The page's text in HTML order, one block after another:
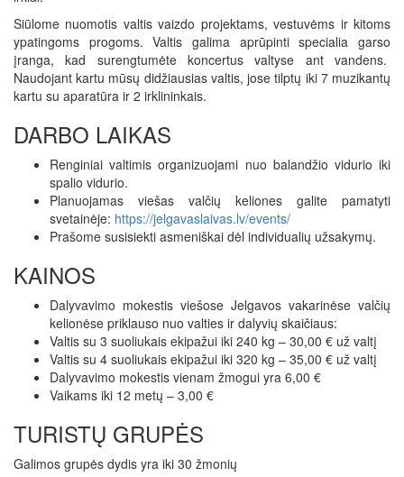
Siūlome nuomotis valtis vaizdo projektams, vestuvėms ir kitoms
ypatingoms progoms. Valtis galima aprūpinti specialia garso
įranga, kad surengtumėte koncertus valtyse ant vandens.
Naudojant kartu mūsų didžiausias valtis, jose tilptų iki 7 muzikantų
kartu su aparatūra ir 2 irklininkais.
DARBO LAIKAS
Renginiai valtimis organizuojami nuo balandžio vidurio iki
spalio vidurio.
Planuojamas viešas valčių keliones galite pamatyti
svetainėje: https://jelgavaslaivas.lv/events/
Prašome susisiekti asmeniškai dėl individualių užsakymų.
KAINOS
Dalyvavimo mokestis viešose Jelgavos vakarinėse valčių
kelionėse priklauso nuo valties ir dalyvių skaičiaus:
Valtis su 3 suoliukais ekipažui iki 240 kg – 30,00 € už valtį
Valtis su 4 suoliukais ekipažui iki 320 kg – 35,00 € už valtį
Dalyvavimo mokestis vienam žmogui yra 6,00 €
Vaikams iki 12 metų – 3,00 €
TURISTŲ GRUPĖS
Galimos grupės dydis yra iki 30 žmonių